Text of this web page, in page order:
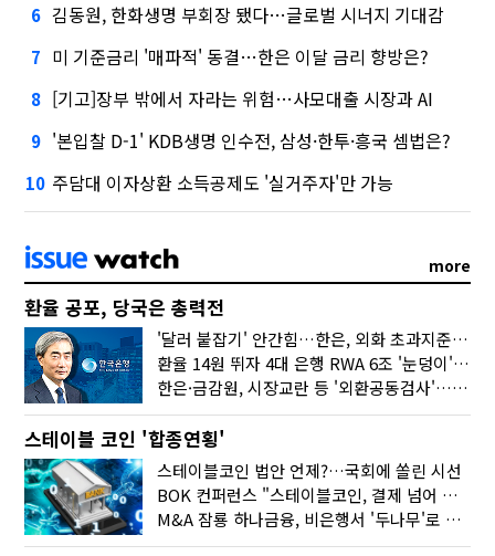
6 김동원, 한화생명 부회장 됐다…글로벌 시너지 기대감
7 미 기준금리 '매파적' 동결…한은 이달 금리 향방은?
8 [기고]장부 밖에서 자라는 위험…사모대출 시장과 AI
9 '본입찰 D-1' KDB생명 인수전, 삼성·한투·흥국 셈법은?
10 주담대 이자상환 소득공제도 '실거주자'만 가능
more
환율 공포, 당국은 총력전
'달러 붙잡기' 안간힘…한은, 외화 초과지준에 이자 6개월 더
환율 14원 뛰자 4대 은행 RWA 6조 '눈덩이'…2배 뛴 2분기는?
한은·금감원, 시장교란 등 '외환공동검사'…환율 급등 전방위 대응
스테이블 코인 '합종연횡'
스테이블코인 법안 언제?…국회에 쏠린 시선
BOK 컨퍼런스 "스테이블코인, 결제 넘어 보험 대출 등 금융 연결 도구"
M&A 잠룡 하나금융, 비은행서 '두나무'로 눈돌린 이유는